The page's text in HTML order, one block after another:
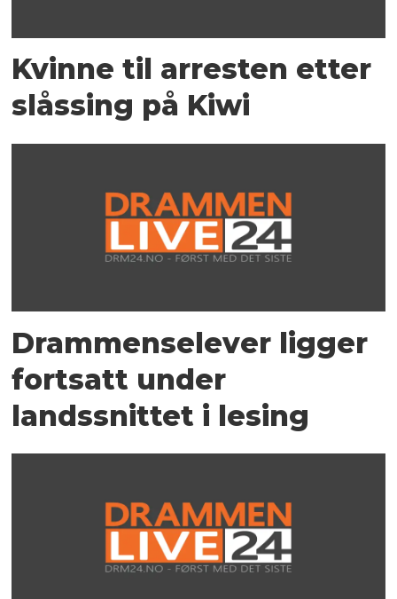
Kvinne til arresten etter
slåssing på Kiwi
Drammenselever ligger
fortsatt under
landssnittet i lesing